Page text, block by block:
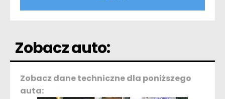
Zobacz auto:
Zobacz dane techniczne dla poniższego
auta: